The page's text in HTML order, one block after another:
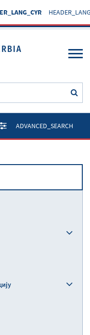
ADVANCED_SEARCH